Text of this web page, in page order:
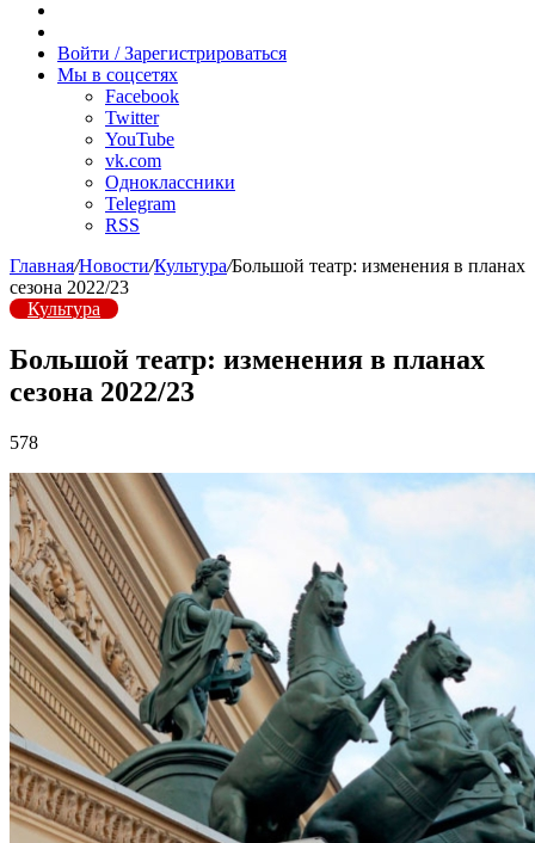
радио
Войти / Зарегистрироваться
Мы в соцсетях
Facebook
Twitter
YouTube
vk.com
Одноклассники
Telegram
RSS
Главная/Новости/Культура/Большой театр: изменения в планах
сезона 2022/23
Культура
Большой театр: изменения в планах
сезона 2022/23
578